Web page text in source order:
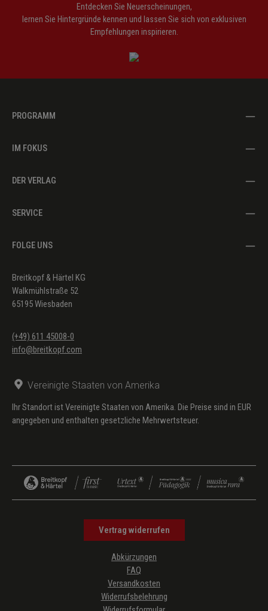
Entdecken Sie Neuerscheinungen,
lernen Sie Hintergründe kennen und lassen Sie sich von exklusiven
Empfehlungen inspirieren.
PROGRAMM
IM FOKUS
DER VERLAG
SERVICE
FOLGE UNS
Breitkopf & Härtel KG
Walkmühlstraße 52
65195 Wiesbaden
(+49) 611 45008-0
info@breitkopf.com
Vereinigte Staaten von Amerika
Ihr Standort ist Vereinigte Staaten von Amerika. Die Preise sind in EUR
angegeben und enthalten gesetzliche Mehrwertsteuer.
Vertrag widerrufen
Abkürzungen
FAQ
Versandkosten
Widerrufsbelehrung